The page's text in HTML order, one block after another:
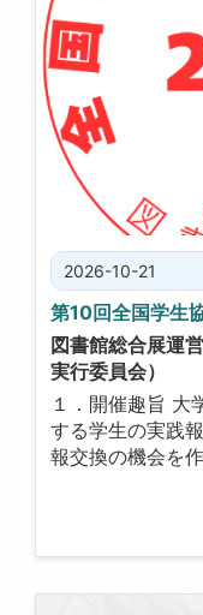
2026-10-21
第10回全国学生
図書館総合展運
実行委員会）
１．開催趣旨 大
する学生の実践
報交換の機会を